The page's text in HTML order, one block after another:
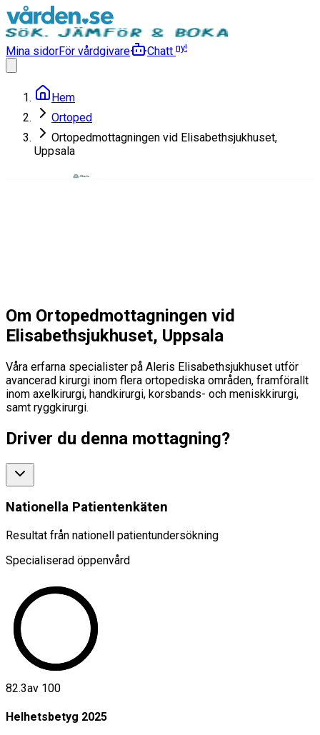
Mina sidorFör vårdgivare Chatt ny!
Hem
Ortoped
Ortopedmottagningen vid Elisabethsjukhuset,
Uppsala
Ortopedmottagningen vid
Om Ortopedmottagningen vid
Elisabethsjukhuset, Uppsala
Våra erfarna specialister på Aleris Elisabethsjukhuset utför
avancerad kirurgi inom flera ortopediska områden, framförallt
inom axelkirurgi, handkirurgi, korsbands- och meniskkirurgi,
samt ryggkirurgi.
Driver du denna mottagning?
Nationella Patientenkäten
Resultat från nationell patientundersökning
Specialiserad öppenvård
82.3av 100
Helhetsbetyg 2025